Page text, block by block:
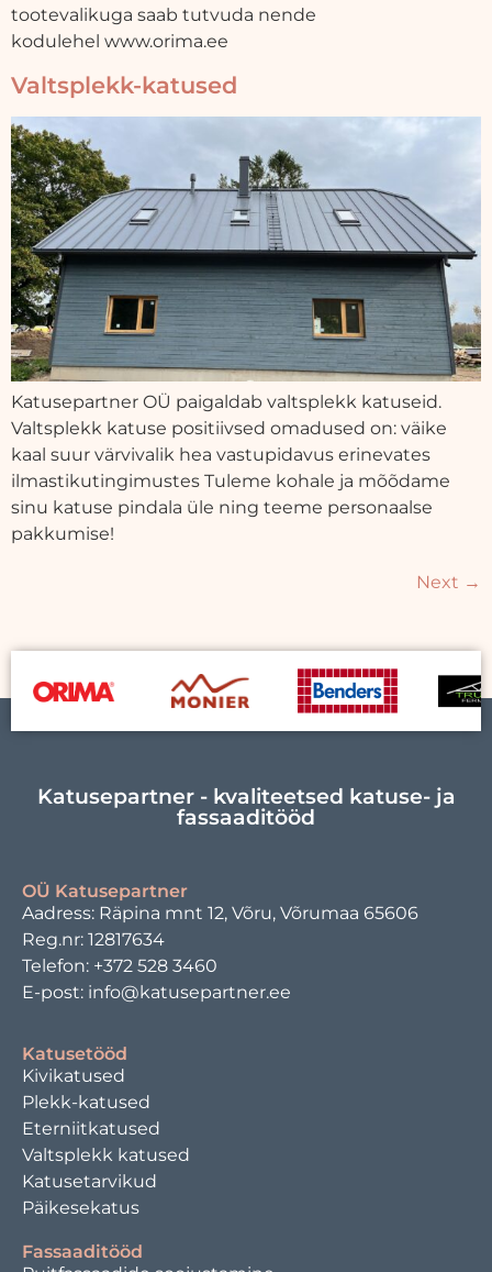
tootevalikuga saab tutvuda nende
kodulehel www.orima.ee
Valtsplekk-katused
Katusepartner OÜ paigaldab valtsplekk katuseid.
Valtsplekk katuse positiivsed omadused on: väike
kaal suur värvivalik hea vastupidavus erinevates
ilmastikutingimustes Tuleme kohale ja mõõdame
sinu katuse pindala üle ning teeme personaalse
pakkumise!
Next →
Katusepartner - kvaliteetsed katuse- ja
fassaaditööd
OÜ Katusepartner
Aadress: Räpina mnt 12, Võru, Võrumaa 65606
Reg.nr: 12817634
Telefon: +372 528 3460
E-post: info@katusepartner.ee
Katusetööd
Kivikatused
Plekk-katused
Eterniitkatused
Valtsplekk katused
Katusetarvikud
Päikesekatus
Fassaaditööd